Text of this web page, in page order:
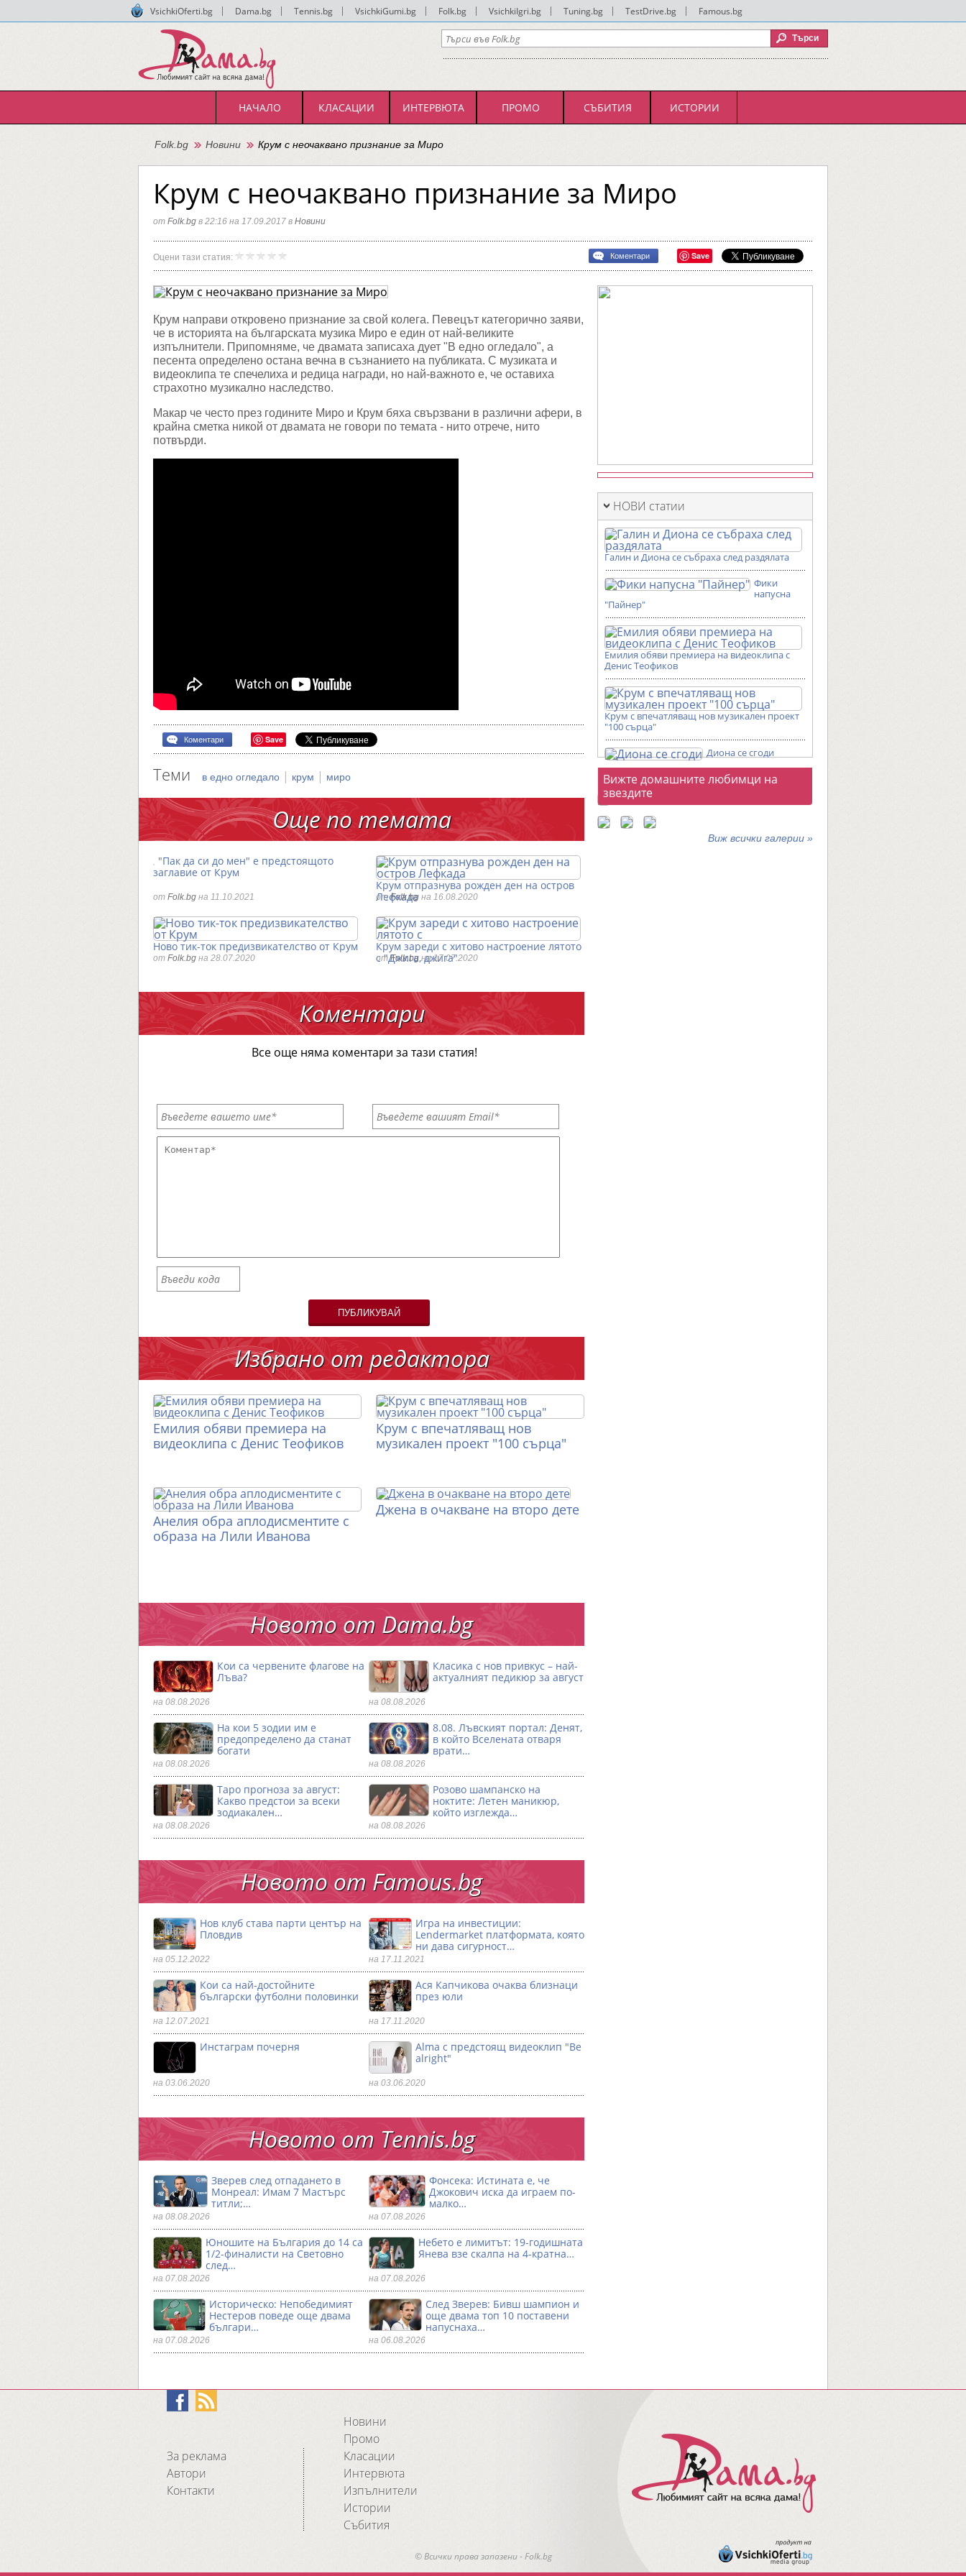
VsichkiOferti.bg Dama.bg Tennis.bg VsichkiGumi.bg Folk.bg VsichkiIgri.bg Tuning.bg TestDrive.bg Famous.bg
НАЧАЛО КЛАСАЦИИ ИНТЕРВЮТА ПРОМО СЪБИТИЯ ИСТОРИИ
Folk.bg Новини Крум с неочаквано признание за Миро
Крум с неочаквано признание за Миро
от Folk.bg в 22:16 на 17.09.2017 в Новини
Оцени тази статия:
неочаквано
признание
за
Коментари Save
Крум направи откровено признание за свой колега. Певецът категорично заяви,
че в историята на българската музика Миро е един от най-великите
изпълнители. Припомняме, че двамата записаха дует "В едно огледало", а
песента определено остана вечна в съзнанието на публиката. С музиката и
видеоклипа те спечелиха и редица награди, но най-важното е, че оставиха
страхотно музикално наследство.
Макар че често през годините Миро и Крум бяха свързвани в различни афери, в
крайна сметка никой от двамата не говори по темата - нито отрече, нито
потвърди.
Коментари Save
Теми в едно огледало | крум | миро
Още по темата
"Пак да си до мен" е предстоящото
заглавие от Крум
от Folk.bg на 11.10.2021
Крум отпразнува рожден ден на остров
Лефкада
отFolk.bg на 16.08.2020
Ново тик-ток предизвикателство от Крум
от Folk.bg на 28.07.2020
Крум зареди с хитово настроение лятото
с "Джига, джига"
отFolk.bgна 17.07.2020
Коментари
Все още няма коментари за тази статия!
ПУБЛИКУВАЙ
Избрано от редактора
Емилия обяви премиера на
видеоклипа с Денис Теофиков
Крум с впечатляващ нов
музикален проект "100 сърца"
Анелия обра аплодисментите с
образа на Лили Иванова
Джена в очакване на второ дете
Новото от Dama.bg
Кои са червените флагове на
Лъва?
на 08.08.2026
Класика с нов привкус – най-
актуалният педикюр за август
на 08.08.2026
На кои 5 зодии им е
предопределено да станат
богати
на 08.08.2026
8.08. Лъвският портал: Денят,
в който Вселената отваря
врати…
на 08.08.2026
Таро прогноза за август:
Какво предстои за всеки
зодиакален…
на 08.08.2026
Розово шампанско на
ноктите: Летен маникюр,
който изглежда…
на 08.08.2026
Новото от Famous.bg
Нов клуб става парти център на
Пловдив
на 05.12.2022
Игра на инвестиции:
Lendermarket платформата, която
ни дава сигурност…
на 17.11.2021
Кои са най-достойните
български футболни половинки
на 12.07.2021
Ася Капчикова очаква близнаци
през юли
на 17.11.2020
Инстаграм почерня
на 03.06.2020
Alma с предстоящ видеоклип "Be
alright"
на 03.06.2020
Новото от Тennis.bg
Зверев след отпадането в
Монреал: Имам 7 Мастърс
титли;…
на 08.08.2026
Фонсека: Истината е, че
Джокович иска да играем по-
малко…
на 07.08.2026
Юношите на България до 14 са
1/2-финалисти на Световно
след…
на 07.08.2026
Небето е лимитът: 19-годишната
Янева взe скалпа на 4-кратна…
на 07.08.2026
Историческо: Непобедимият
Нестеров поведе още двама
българи…
на 07.08.2026
След Зверев: Бивш шампион и
още двама топ 10 поставени
напуснаха…
на 06.08.2026
НОВИ статии
Галин и Диона се събраха след раздялата
Фики
напусна
"Пайнер"
Емилия обяви премиера на видеоклипа с
Денис Теофиков
Крум с впечатляващ нов музикален проект
"100 сърца"
Диона се сгоди
Фотогалерии
Вижте домашните любимци на
звездите
Виж всички галерии »
За реклама
Автори
Контакти
Новини
Промо
Класации
Интервюта
Изпълнители
Истории
Събития
© Всички права запазени - Folk.bg